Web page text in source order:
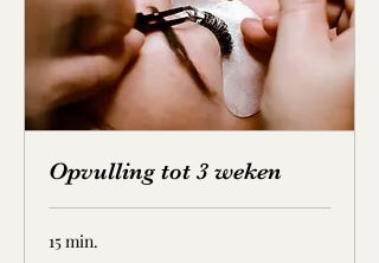
Opvulling tot 3 weken
15 min.